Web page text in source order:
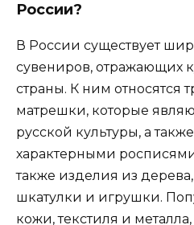
России?
В России существует
сувениров, отражающих
страны. К ним относятся
матрешки, которые
русской культуры, а
характерными
также изделия из
шкатулки и игрушки.
кожи, текстиля и